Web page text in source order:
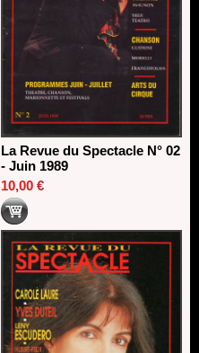
La Revue du Spectacle N° 02
- Juin 1989
10,00 €